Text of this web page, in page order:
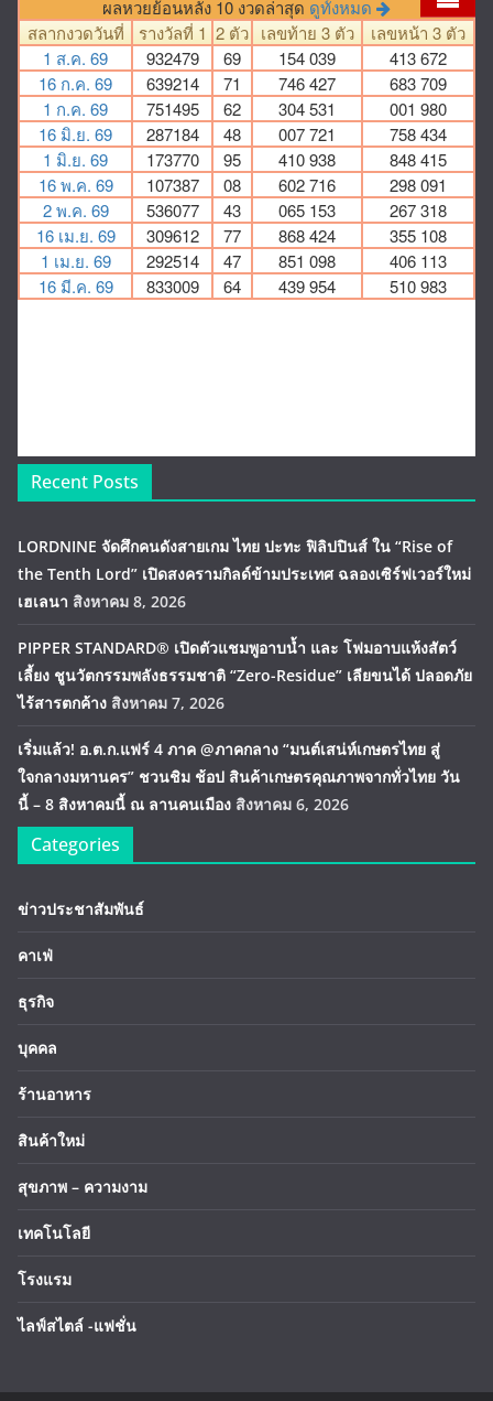
Recent Posts
LORDNINE จัดศึกคนดังสายเกม ไทย ปะทะ ฟิลิปปินส์ ใน “Rise of
the Tenth Lord” เปิดสงครามกิลด์ข้ามประเทศ ฉลองเซิร์ฟเวอร์ใหม่
เฮเลนา สิงหาคม 8, 2026
PIPPER STANDARD® เปิดตัวแชมพูอาบน้ำ และ โฟมอาบแห้งสัตว์
เลี้ยง ชูนวัตกรรมพลังธรรมชาติ “Zero-Residue” เลียขนได้ ปลอดภัย
ไร้สารตกค้าง สิงหาคม 7, 2026
เริ่มแล้ว! อ.ต.ก.แฟร์ 4 ภาค @ภาคกลาง “มนต์เสน่ห์เกษตรไทย สู่
ใจกลางมหานคร” ชวนชิม ช้อป สินค้าเกษตรคุณภาพจากทั่วไทย วัน
นี้ – 8 สิงหาคมนี้ ณ ลานคนเมือง สิงหาคม 6, 2026
Categories
ข่าวประชาสัมพันธ์
คาเฟ่
ธุรกิจ
บุคคล
ร้านอาหาร
สินค้าใหม่
สุขภาพ – ความงาม
เทคโนโลยี
โรงแรม
ไลฟ์สไตล์ -แฟชั่น